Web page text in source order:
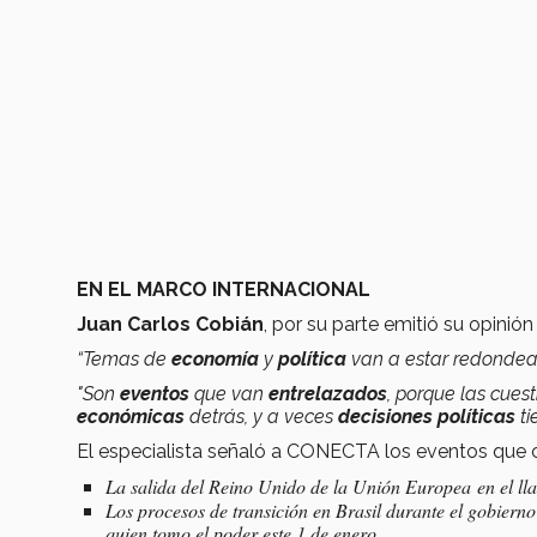
EN EL MARCO INTERNACIONAL
Juan Carlos Cobián , por su parte emitió su
“Temas de economía y política van a estar
"Son eventos que van entrelazados , porque las
económicas detrás, y a veces decisiones políticas
El especialista señaló a CONECTA los eventos
La salida del Reino Unido de la Unión Europea en el
Los procesos de transición en Brasil durante el